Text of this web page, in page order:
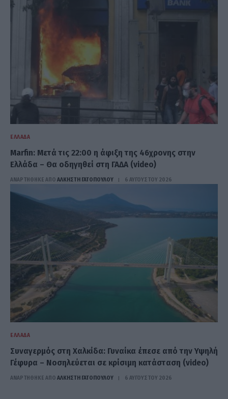
ΕΛΛΆΔΑ
Marfin: Μετά τις 22:00 η άφιξη της 46χρονης στην
Ελλάδα – Θα οδηγηθεί στη ΓΑΔΑ (video)
ΑΝΑΡΤΗΘΗΚΕ ΑΠΟ ΆΛΚΗΣΤΗ ΓΑΤΟΠΟΎΛΟΥ 6 ΑΥΓΟΎΣΤΟΥ 2026
ΕΛΛΆΔΑ
Συναγερμός στη Χαλκίδα: Γυναίκα έπεσε από την Υψηλή
Γέφυρα – Νοσηλεύεται σε κρίσιμη κατάσταση (video)
ΑΝΑΡΤΗΘΗΚΕ ΑΠΟ ΆΛΚΗΣΤΗ ΓΑΤΟΠΟΎΛΟΥ 6 ΑΥΓΟΎΣΤΟΥ 2026